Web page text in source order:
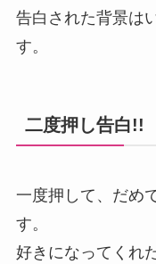
告白された背景は
す。
二度押し告白!!
一度押して、だめ
す。
好きになってくれ